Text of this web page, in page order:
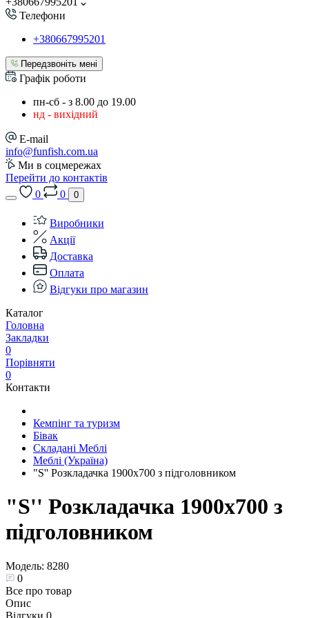
Телефони
+380667995201
Передзвоніть мені
Графік роботи
пн-сб - з 8.00 до 19.00
нд - вихідний
E-mail
info@funfish.com.ua
Ми в соцмережах
Перейти до контактів
0
0 0
Виробники
Акції
Доставка
Оплата
Відгуки про магазин
Каталог
Головна
Закладки
0
Порівняти
0
Контакти
Кемпінг та туризм
Бівак
Складані Меблі
Меблі (Україна)
"S'' Розкладачка 1900х700 з підголовником
"S'' Розкладачка 1900х700 з
підголовником
Модель: 8280
0
Все про товар
Опис
Відгуки 0